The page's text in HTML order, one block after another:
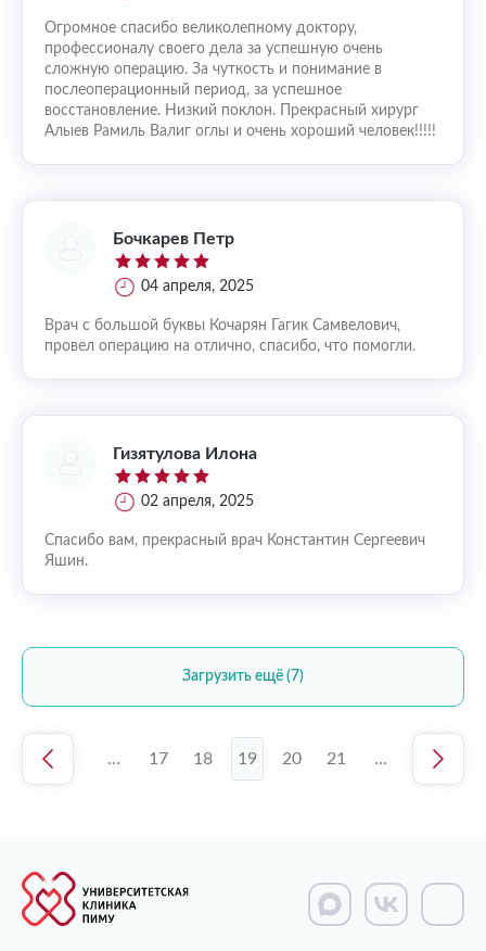
Огромное спасибо великолепному доктору,
профессионалу своего дела за успешную очень
сложную операцию. За чуткость и понимание в
послеоперационный период, за успешное
восстановление. Низкий поклон. Прекрасный хирург
Алыев Рамиль Валиг оглы и очень хороший человек!!!!!
Бочкарев Петр
04 апреля, 2025
Врач с большой буквы Кочарян Гагик Самвелович,
провел операцию на отлично, спасибо, что помогли.
Гизятулова Илона
02 апреля, 2025
Спасибо вам, прекрасный врач Константин Сергеевич
Яшин.
Загрузить ещё (7)
... 17 18 19 20 21 ...